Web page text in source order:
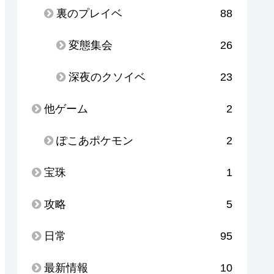
裏のプレイベ 88
変態集会 26
深夜のクソイベ 23
他ゲーム 2
ぽこあポケモン 2
宝珠 1
攻略 5
日常 95
最新情報 10